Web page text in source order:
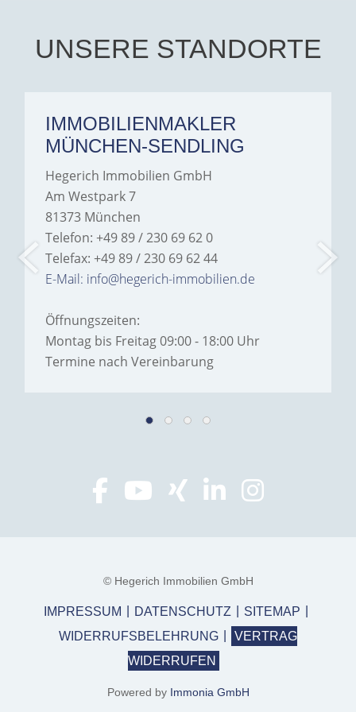
UNSERE STANDORTE
IMMOBILIENMAKLER
MÜNCHEN-SENDLING
Hegerich Immobilien GmbH
Am Westpark 7
81373 München
Telefon: +49 89 / 230 69 62 0
Telefax: +49 89 / 230 69 62 44
E-Mail: info@hegerich-immobilien.de
Öffnungszeiten:
Montag bis Freitag 09:00 - 18:00 Uhr
Termine nach Vereinbarung
© Hegerich Immobilien GmbH
IMPRESSUM DATENSCHUTZ
SITEMAP
WIDERRUFSBELEHRUNG
VERTRAG
WIDERRUFEN
Powered by Immonia GmbH